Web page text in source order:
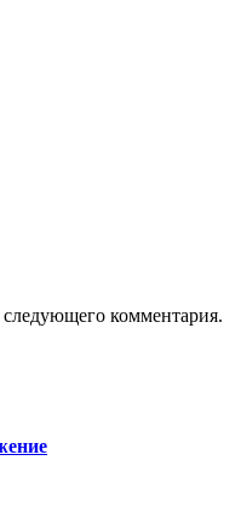
следующего комментария.